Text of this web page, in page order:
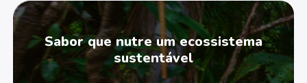
Sabor que nutre um ecossistema
sustentável